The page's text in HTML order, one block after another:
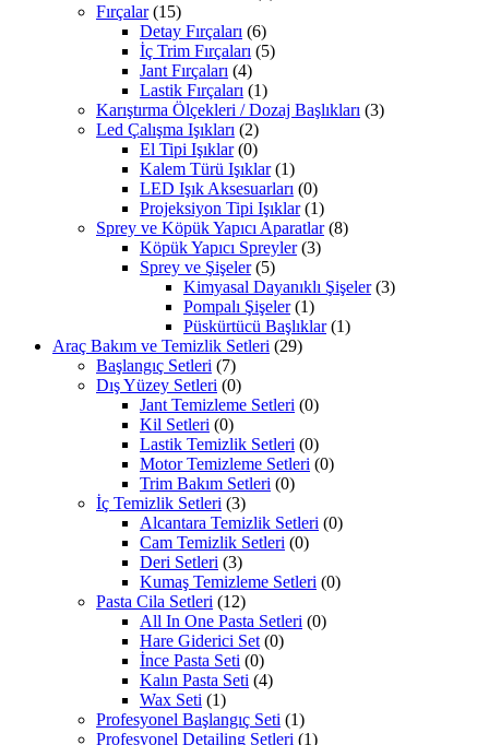
Fırçalar (15)
Detay Fırçaları (6)
İç Trim Fırçaları (5)
Jant Fırçaları (4)
Lastik Fırçaları (1)
Karıştırma Ölçekleri / Dozaj Başlıkları (3)
Led Çalışma Işıkları (2)
El Tipi Işıklar (0)
Kalem Türü Işıklar (1)
LED Işık Aksesuarları (0)
Projeksiyon Tipi Işıklar (1)
Sprey ve Köpük Yapıcı Aparatlar (8)
Köpük Yapıcı Spreyler (3)
Sprey ve Şişeler (5)
Kimyasal Dayanıklı Şişeler (3)
Pompalı Şişeler (1)
Püskürtücü Başlıklar (1)
Araç Bakım ve Temizlik Setleri (29)
Başlangıç Setleri (7)
Dış Yüzey Setleri (0)
Jant Temizleme Setleri (0)
Kil Setleri (0)
Lastik Temizlik Setleri (0)
Motor Temizleme Setleri (0)
Trim Bakım Setleri (0)
İç Temizlik Setleri (3)
Alcantara Temizlik Setleri (0)
Cam Temizlik Setleri (0)
Deri Setleri (3)
Kumaş Temizleme Setleri (0)
Pasta Cila Setleri (12)
All In One Pasta Setleri (0)
Hare Giderici Set (0)
İnce Pasta Seti (0)
Kalın Pasta Seti (4)
Wax Seti (1)
Profesyonel Başlangıç Seti (1)
Profesyonel Detailing Setleri (1)